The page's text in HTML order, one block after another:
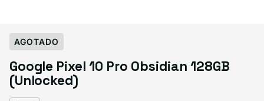
Select Condition
Good
Agotado
Visible scratches or dents; works like new. Backed by a 1-year warranty.
AGOTADO
Google Pixel 10 Pro Obsidian 128GB
(Unlocked)